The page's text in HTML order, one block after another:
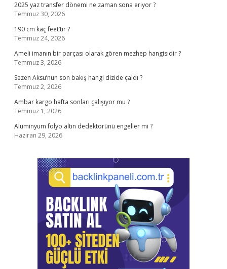
2025 yaz transfer dönemi ne zaman sona eriyor ?
Temmuz 30, 2026
190 cm kaç feet’tir ?
Temmuz 24, 2026
Ameli imanın bir parçası olarak gören mezhep hangisidir ?
Temmuz 3, 2026
Sezen Aksu’nun son bakış hangi dizide çaldı ?
Temmuz 2, 2026
Ambar kargo hafta sonları çalışıyor mu ?
Temmuz 1, 2026
Alüminyum folyo altın dedektörünü engeller mi ?
Haziran 29, 2026